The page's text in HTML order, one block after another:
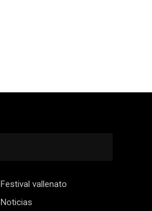
Festival vallenato
Noticias